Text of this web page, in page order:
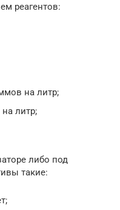
реагентов:
на литр;
литр;
либо под
такие: